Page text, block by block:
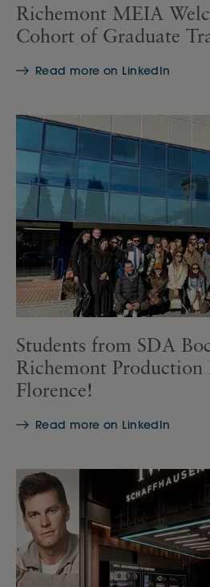
Richemont MEIA
Cohort of Graduate
Read more on LinkedIn
Students from SDA
Richemont Production
Florence!
Read more on LinkedIn